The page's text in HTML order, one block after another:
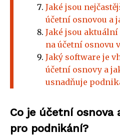
Jaké jsou
účetní osnovou a
Jaké jsou
na účetní osnovu
Jaký software je
účetní osnovy a
usnadňuje
Co je účetní osnova
pro podnikání?